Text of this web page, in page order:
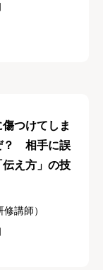
傷つけてしま
？ 相手に誤
え方」の技
講師）